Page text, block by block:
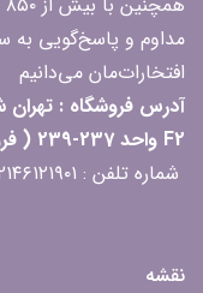
مداوم و پاسخ‌گویی به
افتخارات‌مان می‌دانیم
آدرس فروشگاه : تهران
F2 واحد 237-239 ( فروشگاه لیو هپی)
شماره تلفن : ۰۲۱۴۶۱۲۱۹۰۱
نقشه